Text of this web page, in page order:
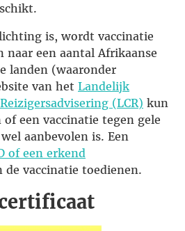
is, wordt vaccinatie
naar een aantal Afrikaanse
landen (waaronder
van het Landelijk
(LCR) kun
een vaccinatie tegen gele
aanbevolen is. Een
of een erkend
de vaccinatie toedienen.